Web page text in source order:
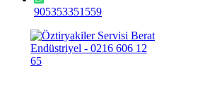
905353351559